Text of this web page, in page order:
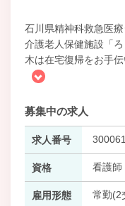
石川県精神科救急医
介護老人保健施設「
木は在宅復帰をお手
募集中の求人
求人番号
資格 看護師
雇用形態 常勤(2